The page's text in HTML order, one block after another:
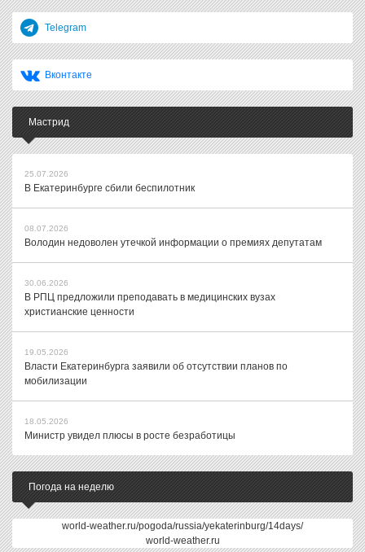
Telegram
Вконтакте
Мастрид
25.07.2026
В Екатеринбурге сбили беспилотник
08.07.2026
Володин недоволен утечкой информации о премиях депутатам
30.06.2026
В РПЦ предложили преподавать в медицинских вузах
христианские ценности
19.05.2026
Власти Екатеринбурга заявили об отсутствии планов по
мобилизации
18.05.2026
Министр увидел плюсы в росте безработицы
Погода на неделю
world-weather.ru/pogoda/russia/yekaterinburg/14days/
world-weather.ru